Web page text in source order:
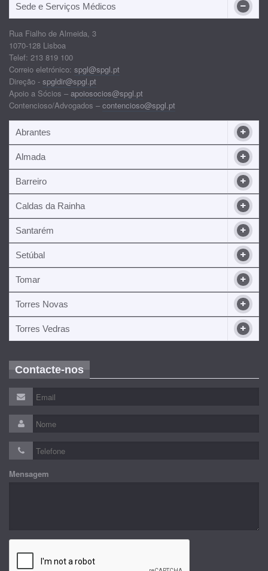
Sede e Serviços Médicos
Rua Fialho de Almeida, 3
1070-128 Lisboa
Telef: 213 819 100
Correio eletrónico: spgl@spgl.pt
Direção - spgldir@spgl.pt
Apoio a Sócios – apoiosocios@spgl.pt
Contencioso/Advogados – contencioso@spgl.pt
Abrantes
Almada
Barreiro
Caldas da Rainha
Santarém
Setúbal
Tomar
Torres Novas
Torres Vedras
Contacte-nos
Mensagem